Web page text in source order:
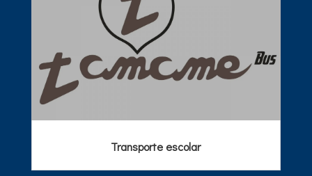
Transporte escolar